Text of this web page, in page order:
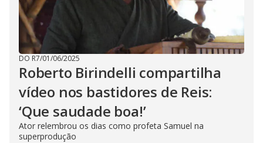
DO R7/01/06/2025
Roberto Birindelli compartilha
vídeo nos bastidores de Reis:
‘Que saudade boa!’
Ator relembrou os dias como profeta Samuel na
superprodução